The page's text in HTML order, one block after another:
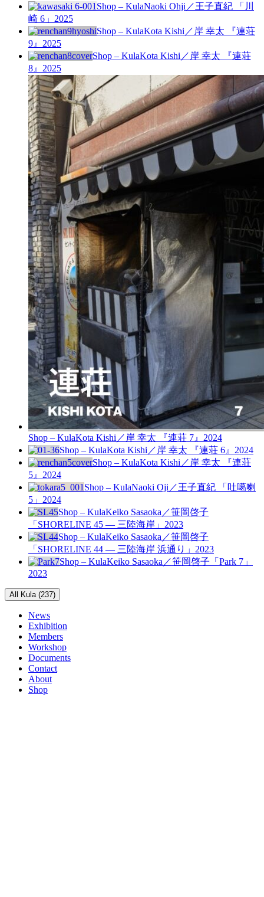
Shop – KulaNaoki Ohji／王子直紀 「川
崎 6」 2025
Shop – KulaKota Kishi／岸 幸太 『連荘
9』 2025
Shop – KulaKota Kishi／岸 幸太 『連荘
8』 2025
Shop – KulaKota Kishi／岸 幸太 『連荘 7』 2024
Shop – KulaKota Kishi／岸 幸太 『連荘 6』 2024
Shop – KulaKota Kishi／岸 幸太 『連荘
5』 2024
Shop – KulaNaoki Oji／王子直紀 「吐噶喇
5」 2024
Shop – KulaKeiko Sasaoka／笹岡啓子
「SHORELINE 45 — 三陸海岸」 2023
Shop – KulaKeiko Sasaoka／笹岡啓子
「SHORELINE 44 — 三陸海岸 浜通り」 2023
Shop – KulaKeiko Sasaoka／笹岡啓子「Park 7」
2023
All Kula (237)
News
Exhibition
Members
Workshop
Documents
Contact
About
Shop